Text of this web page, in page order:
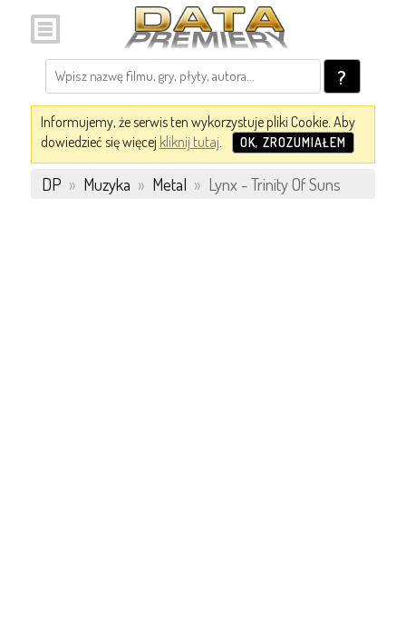
?
Informujemy, że serwis ten wykorzystuje pliki Cookie. Aby
dowiedzieć się więcej kliknij tutaj. OK, ZROZUMIAŁEM
DP » Muzyka » Metal » Lynx - Trinity Of Suns